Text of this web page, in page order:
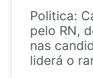
Politica:
pelo RN,
nas
liderá o